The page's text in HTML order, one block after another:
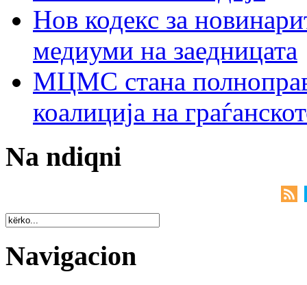
Нов кодекс за
медиуми на заедницата
МЦМС стана
коалиција на
Na ndiqni
Navigacion